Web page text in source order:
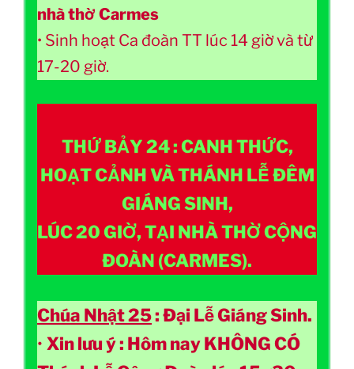
nhà thờ Carmes
• Sinh hoạt Ca đoàn TT lúc 14 giờ và từ
17-20 giờ.
THỨ BẢY 24 :CANH THỨC,
HOẠT CẢNH VÀ THÁNH LỄ ĐÊM
GIÁNG SINH,
LÚC 20 GIỜ, TẠI NHÀ THỜ CỘNG
ĐOÀN (CARMES).
Chúa Nhật 25: Đại Lễ Giáng Sinh.
• Xin lưu ý : Hôm nay KHÔNG CÓ